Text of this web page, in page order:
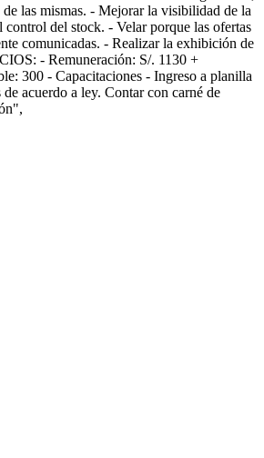
las mismas. - Mejorar la visibilidad de la
control del stock. - Velar porque las ofertas
comunicadas. - Realizar la exhibición de
- Remuneración: S/. 1130 +
300 - Capacitaciones - Ingreso a planilla
acuerdo a ley. Contar con carné de